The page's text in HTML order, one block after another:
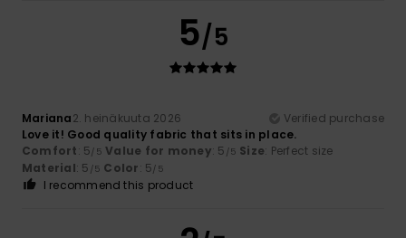
5/5
Mariana2. heinäkuuta 2026
Verified purchase
Love it! Good quality fabric that sits in place.
Comfort: 5/5 Value for money: 5 /5 Size: Perfect size
Material: 5 /5 Color: 5/5
I recommend this product